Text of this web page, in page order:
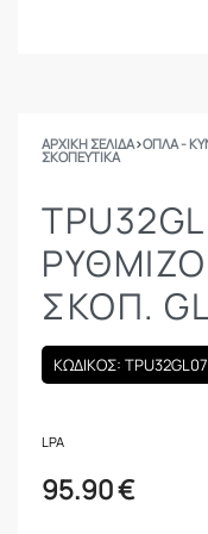
ΑΡΧΙΚΉ ΣΕΛΊΔΑ›ΟΠΛΑ -
ΣΚΟΠΕΥΤΙΚΆ
ΣΚΟΠ.
ΚΩΔΙΚΟΣ: TPU32GL07
LPA
95.90€